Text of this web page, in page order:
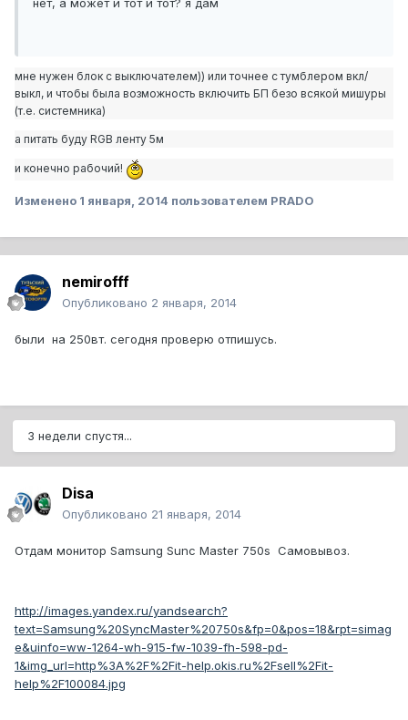
нет, а может и тот и тот? я дам
мне нужен блок с выключателем)) или точнее с тумблером вкл/
выкл, и чтобы была возможность включить БП безо всякой мишуры
(т.е. системника)
а питать буду RGB ленту 5м
и конечно рабочий!
Изменено 1 января, 2014 пользователем PRADO
nemirofff
Опубликовано 2 января, 2014
были на 250вт. сегодня проверю отпишусь.
3 недели спустя...
Disa
Опубликовано 21 января, 2014
Отдам монитор Samsung Sunc Master 750s Самовывоз.
http://images.yandex.ru/yandsearch?
text=Samsung%20SyncMaster%20750s&fp=0&pos=18&rpt=simag
e&uinfo=ww-1264-wh-915-fw-1039-fh-598-pd-
1&img_url=http%3A%2F%2Fit-help.okis.ru%2Fsell%2Fit-
help%2F100084.jpg